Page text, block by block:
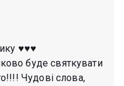
♥️♥️♥️
буде святкувати
Чудові слова,